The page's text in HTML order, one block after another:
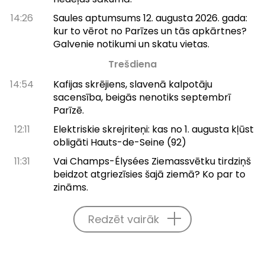
14:26
Saules aptumsums 12. augusta 2026. gada:
kur to vērot no Parīzes un tās apkārtnes?
Galvenie notikumi un skatu vietas.
Trešdiena
14:54
Kafijas skrējiens, slavenā kalpotāju
sacensība, beigās nenotiks septembrī
Parīzē.
12:11
Elektriskie skrejriteņi: kas no 1. augusta kļūst
obligāti Hauts-de-Seine (92)
11:31
Vai Champs-Élysées Ziemassvētku tirdziņš
beidzot atgriezīsies šajā ziemā? Ko par to
zināms.
Redzēt vairāk